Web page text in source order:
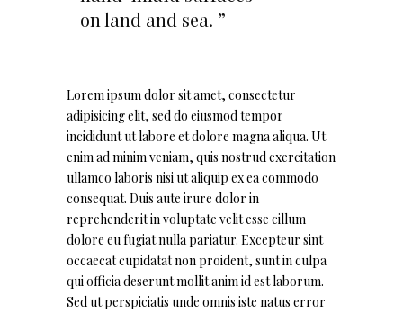
on land and sea. ”
Lorem ipsum dolor sit amet, consectetur
adipisicing elit, sed do eiusmod tempor
incididunt ut labore et dolore magna aliqua. Ut
enim ad minim veniam, quis nostrud exercitation
ullamco laboris nisi ut aliquip ex ea commodo
consequat. Duis aute irure dolor in
reprehenderit in voluptate velit esse cillum
dolore eu fugiat nulla pariatur. Excepteur sint
occaecat cupidatat non proident, sunt in culpa
qui officia deserunt mollit anim id est laborum.
Sed ut perspiciatis unde omnis iste natus error